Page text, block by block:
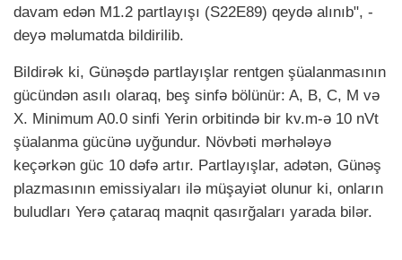
davam edən M1.2 partlayışı (S22E89) qeydə alınıb", -
deyə məlumatda bildirilib.
Bildirək ki, Günəşdə partlayışlar rentgen şüalanmasının
gücündən asılı olaraq, beş sinfə bölünür: A, B, C, M və
X. Minimum A0.0 sinfi Yerin orbitində bir kv.m-ə 10 nVt
şüalanma gücünə uyğundur. Növbəti mərhələyə
keçərkən güc 10 dəfə artır. Partlayışlar, adətən, Günəş
plazmasının emissiyaları ilə müşayiət olunur ki, onların
buludları Yerə çataraq maqnit qasırğaları yarada bilər.